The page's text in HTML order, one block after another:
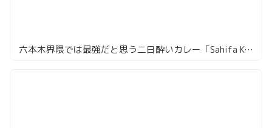
六本木界隈では最強だと思う二日酔いカレー「Sahifa Kebab Biryani」